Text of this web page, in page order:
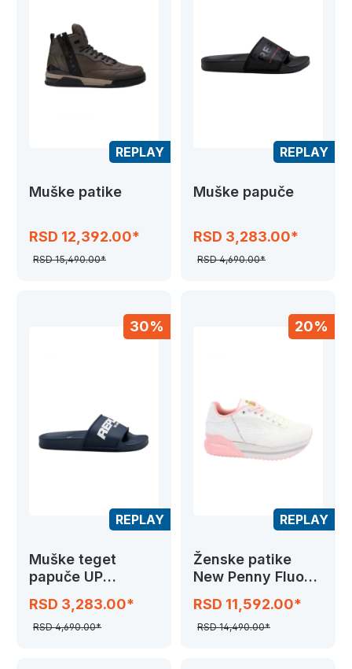
REPLAY
Muške patike
RSD 12,392.00*
RSD 15,490.00*
REPLAY
Muške papuče
RSD 3,283.00*
RSD 4,690.00*
30%
REPLAY
Muške teget
papuče UP
RSD 3,283.00*
RSD 4,690.00*
20%
REPLAY
Ženske patike
New Penny Fluo
RSD 11,592.00*
RSD 14,490.00*